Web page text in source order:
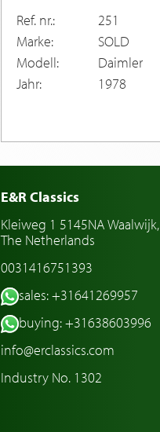
Ref. nr.:
251
Marke:
SOLD
Modell:
Daimler
Jahr:
1978
E&R Classics
Kleiweg 1 5145NA Waalwijk,
The Netherlands
0031416751393
sales: +31641269957
buying: +31638603996
info@erclassics.com
Industry No. 1302